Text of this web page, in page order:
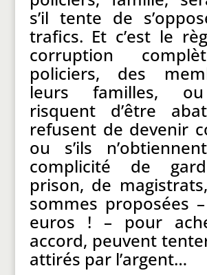
s’il tente de
trafics. Et c’est le
corruption
policiers, des
leurs familles,
risquent d’être
refusent de devenir
ou s’ils
complicité de
prison, de
sommes proposées
euros ! – pour
accord, peuvent
attirés par l’argent…